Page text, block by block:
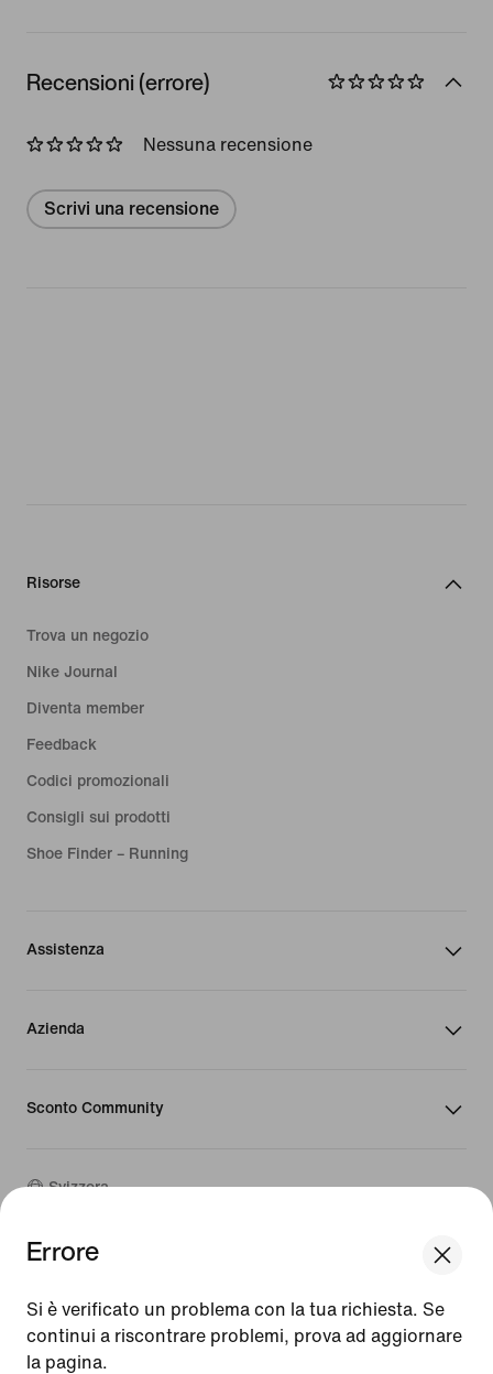
Update your location?
Svizzera
Errore
Si è verificato un problema con la tua richiesta. Se
continui a riscontrare problemi, prova ad aggiornare
la pagina.
Recensioni (errore)
Nessuna recensione
Scrivi una recensione
Risorse
Trova un negozio
Nike Journal
Diventa member
Feedback
Codici promozionali
Consigli sui prodotti
Shoe Finder – Running
Assistenza
Azienda
Sconto Community
Svizzera
©2026 Nike, Inc. Tutti i diritti riservati
Condizioni d'uso
Condizioni di vendita
Dati aziendali